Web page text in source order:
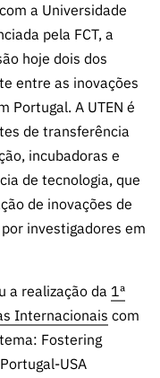
a Universidade
pela FCT, a
hoje dois dos
entre as inovações
Portugal. A UTEN é
de transferência
incubadoras e
de tecnologia, que
de inovações de
investigadores em
a realização da 1ª
Internacionais com
Fostering
USA